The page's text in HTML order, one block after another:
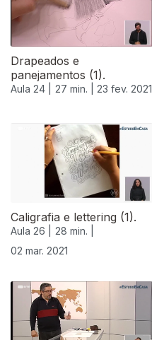
Drapeados e
panejamentos (1).
Aula 24 | 27 min. | 23 fev. 2021
Caligrafia e lettering (1).
Aula 26 |
28 min. |
02 mar. 2021